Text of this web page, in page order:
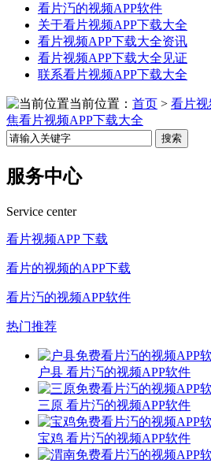
看片汅的视频APP软件
关于看片视频APP下载大全
看片视频APP下载大全资讯
看片视频APP下载大全见证
联系看片视频APP下载大全
当前位置： 首页 > 看片
焦看片视频APP下载大全
搜索
服务中心
Service center
看片视频APP 下载
看片的视频的APP下载
看片汅的视频APP软件
热门推荐
户县 看片汅的视频APP软件
三原 看片汅的视频APP软件
宝鸡 看片汅的视频APP软件